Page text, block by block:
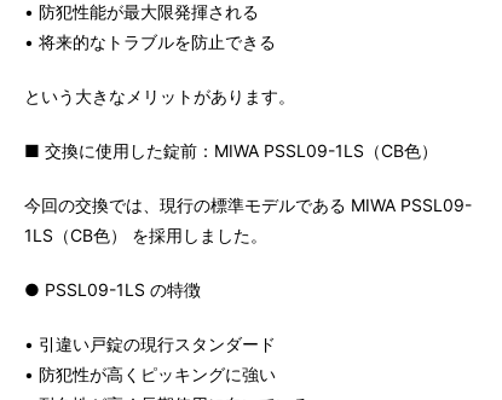
• 防犯性能が最大限発揮される
• 将来的なトラブルを防止できる
という大きなメリットがあります。
■ 交換に使用した錠前：MIWA PSSL09-1LS（CB色）
今回の交換では、現行の標準モデルである MIWA PSSL09-
1LS（CB色） を採用しました。
● PSSL09-1LS の特徴
• 引違い戸錠の現行スタンダード
• 防犯性が高くピッキングに強い